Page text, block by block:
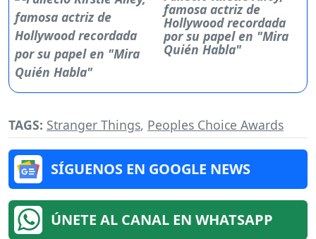
famosa actriz de
Hollywood recordada
por su papel en "Mira
Quién Habla"
TAGS: Stranger Things, Peoples Choice Awards
SÍGUENOS EN GOOGLE NEWS
ÚNETE AL CANAL EN WHATSAPP